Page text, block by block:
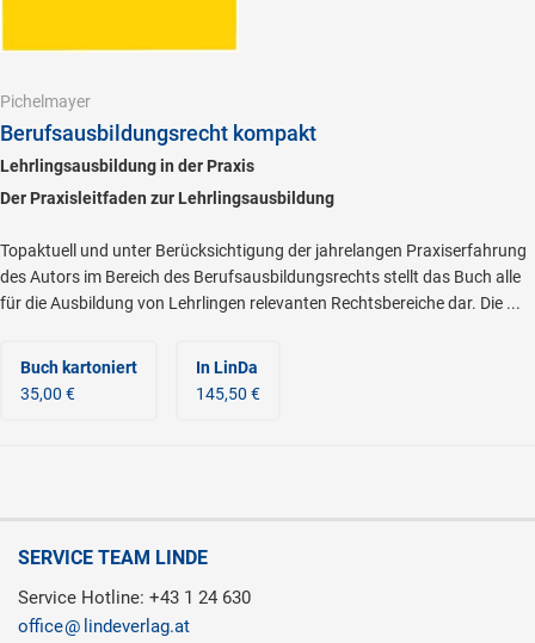
Pichelmayer
Berufsausbildungsrecht kompakt
Lehrlingsausbildung in der Praxis
Der Praxisleitfaden zur Lehrlingsausbildung
Topaktuell und unter Berücksichtigung der jahrelangen Praxiserfahrung
des Autors im Bereich des Berufsausbildungsrechts stellt das Buch alle
für die Ausbildung von Lehrlingen relevanten Rechtsbereiche dar. Die ...
Buch kartoniert
35,00 €
In LinDa
145,50 €
SERVICE TEAM LINDE
Service Hotline: +43 1 24 630
office
lindeverlag.at